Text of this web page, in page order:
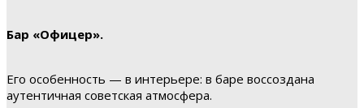
Бар «Офицер».
Его особенность — в интерьере: в баре воссоздана
аутентичная советская атмосфера.